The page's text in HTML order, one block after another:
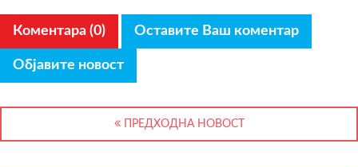
Коментара (0) Оставите Ваш коментар
Објавите новост
ПРЕДХОДНА НОВОСТ